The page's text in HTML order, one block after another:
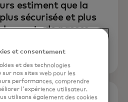
estiment que la
sécurisée et plus
mots de passe2
et consentement
et des technologies
nos sites web pour les
performances, comprendre
l'expérience utilisateur.
utilisons également des cookies